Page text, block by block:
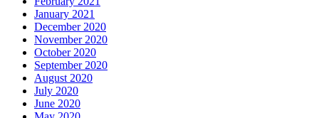
January 2021
December 2020
November 2020
October 2020
September 2020
August 2020
July 2020
June 2020